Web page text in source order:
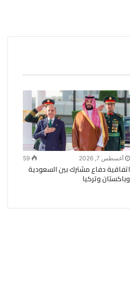
أغسطس 7, 2026 59
اتفاقية دفاع مشترك بين السعودية
وباكستان وتركيا